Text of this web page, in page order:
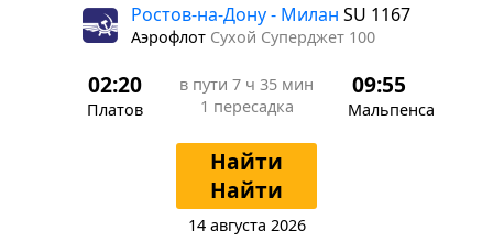
Ростов-на-Дону - Милан SU 1167
Аэрофлот Сухой Суперджет 100
02:20
Платов
в пути 7 ч 35 мин
1 пересадка
09:55
Мальпенса
Найти
Найти
14 августа 2026